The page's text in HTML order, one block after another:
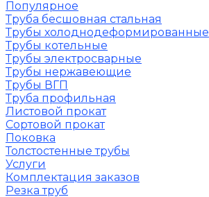
Популярное
Труба бесшовная стальная
Трубы холоднодеформированные
Трубы котельные
Трубы электросварные
Трубы нержавеющие
Трубы ВГП
Труба профильная
Листовой прокат
Сортовой прокат
Поковка
Толстостенные трубы
Услуги
Комплектация заказов
Резка труб